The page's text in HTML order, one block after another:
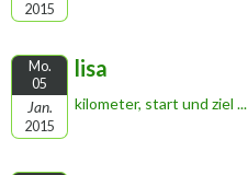
2015
Mo.
05
Jan.
2015
lisa
kilometer, start und ziel ...